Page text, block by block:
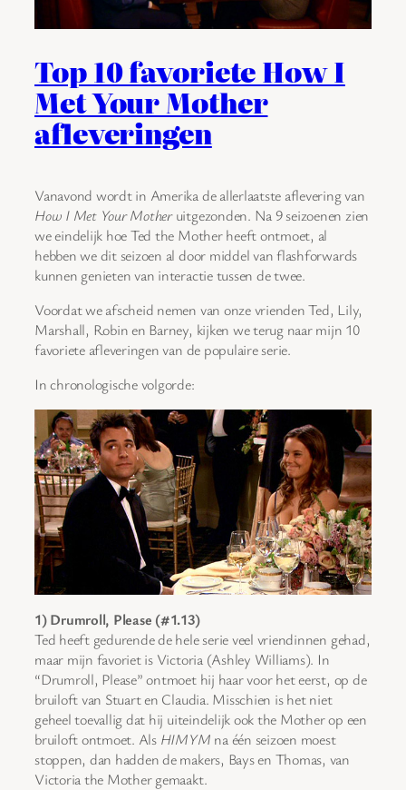
Top 10 favoriete How I
Met Your Mother
afleveringen
Vanavond wordt in Amerika de allerlaatste aflevering van
How I Met Your Motheruitgezonden. Na 9 seizoenen zien
we eindelijk hoe Ted the Mother heeft ontmoet, al
hebben we dit seizoen al door middel van flashforwards
kunnen genieten van interactie tussen de twee.
Voordat we afscheid nemen van onze vrienden Ted, Lily,
Marshall, Robin en Barney, kijken we terug naar mijn 10
favoriete afleveringen van de populaire serie.
In chronologische volgorde:
1) Drumroll, Please (#1.13)
Ted heeft gedurende de hele serie veel vriendinnen gehad,
maar mijn favoriet is Victoria (Ashley Williams). In
“Drumroll, Please” ontmoet hij haar voor het eerst, op de
bruiloft van Stuart en Claudia. Misschien is het niet
geheel toevallig dat hij uiteindelijk ook the Mother op een
bruiloft ontmoet. Als HIMYM na één seizoen moest
stoppen, dan hadden de makers, Bays en Thomas, van
Victoria the Mother gemaakt.